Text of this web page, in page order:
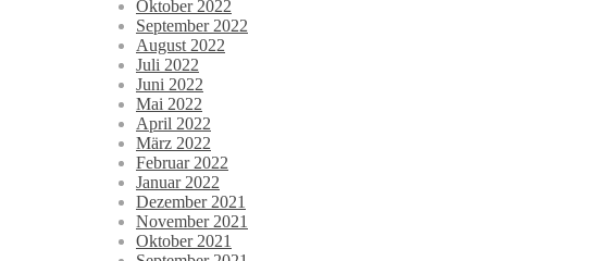
Oktober 2022
September 2022
August 2022
Juli 2022
Juni 2022
Mai 2022
April 2022
März 2022
Februar 2022
Januar 2022
Dezember 2021
November 2021
Oktober 2021